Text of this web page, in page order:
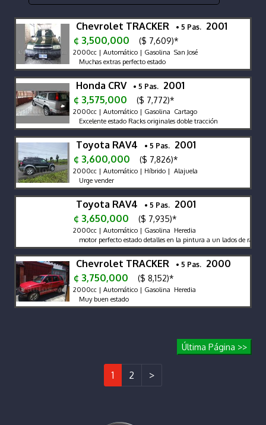
Chevrolet TRACKER • 5 Pas. 2001
¢ 3,500,000
($ 7,609)*
2000cc | Automático | Gasolina San José
Muchas extras perfecto estado
Honda CRV • 5 Pas. 2001
¢ 3,575,000
($ 7,772)*
2000cc | Automático | Gasolina Cartago
Excelente estado Racks originales doble tracción
Toyota RAV4 • 5 Pas. 2001
¢ 3,600,000
($ 7,826)*
2000cc | Automático | Híbrido | Alajuela
Urge vender
Toyota RAV4 • 5 Pas. 2001
¢ 3,650,000
($ 7,935)*
2000cc | Automático | Gasolina Heredia
motor perfecto estado detalles en la pintura a un lados de rapones
Chevrolet TRACKER • 5 Pas. 2000
¢ 3,750,000
($ 8,152)*
2000cc | Automático | Gasolina Heredia
Muy buen estado
Última Página >>
1 2 >